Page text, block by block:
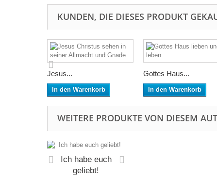
KUNDEN, DIE DIESES PRODUKT
Jesus...
In den Warenkorb
Gottes Haus...
In den Warenkorb
WEITERE PRODUKTE VON DIESEM
Ich habe euch
geliebt!